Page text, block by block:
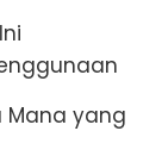
Mana yang